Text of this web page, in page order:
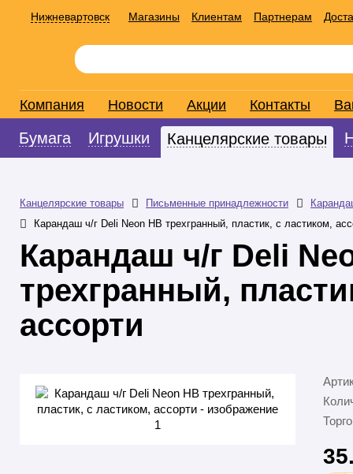
Нижневартовск Магазины Клиентам Партнерам
Компания Новости Акции Контакты
Бумага Игрушки Канцелярские товары
Канцелярские товары Письменные принадлежности
Карандаш ч/г Deli Neon HB трехгранный, пластик, с ластиком,
Карандаш ч/г Deli
трехгранный,
ассорти